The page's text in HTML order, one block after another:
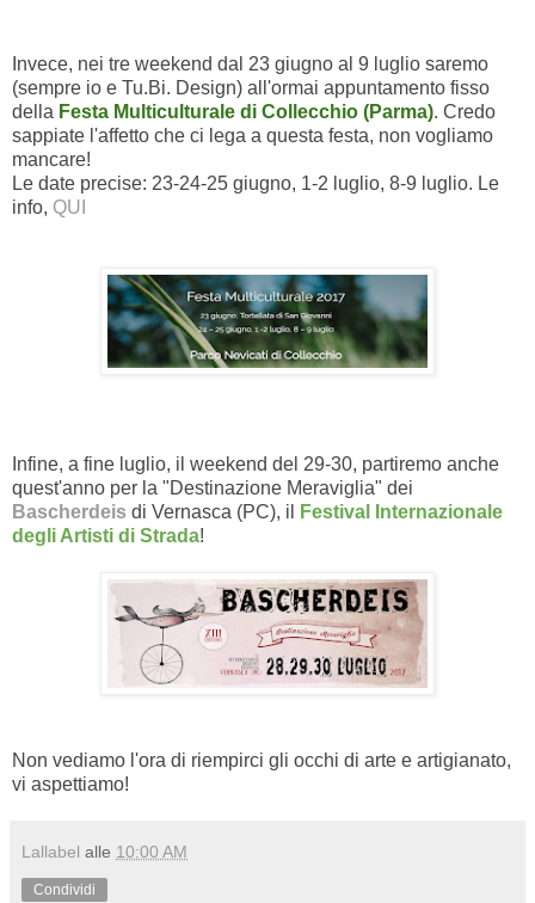
Invece, nei tre weekend dal 23 giugno al 9 luglio saremo
(sempre io e Tu.Bi. Design) all'ormai appuntamento fisso
della Festa Multiculturale di Collecchio (Parma). Credo
sappiate l'affetto che ci lega a questa festa, non vogliamo
mancare!
Le date precise: 23-24-25 giugno, 1-2 luglio, 8-9 luglio. Le
info, QUI
Infine, a fine luglio, il weekend del 29-30, partiremo anche
quest'anno per la "Destinazione Meraviglia" dei
Bascherdeis di Vernasca (PC), il
Festival Internazionale
degli Artisti di Strada!
Non vediamo l'ora di riempirci gli occhi di arte e artigianato,
vi aspettiamo!
Lallabel alle 10:00 AM
Condividi